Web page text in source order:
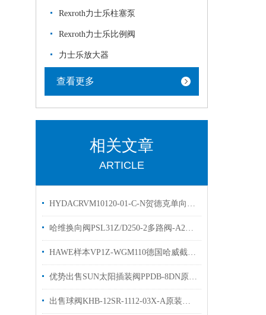
Rexroth力士乐柱塞泵
Rexroth力士乐比例阀
力士乐放大器
查看更多
相关文章
ARTICLE
HYDACRVM10120-01-C-N贺德克单向阀现货出售
哈维换向阀PSL31Z/D250-2多路阀-A2L25/25EA2两联
HAWE样本VP1Z-WGM110德国哈威截止换向阀现货供应
优势出售SUN太阳插装阀PPDB-8DN原装有库存
出售球阀KHB-12SR-1112-03X-A原装贺德克高压阀